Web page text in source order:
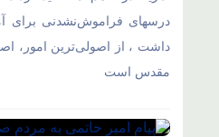
درسهای فراموش‌نشدنی برای
داشت ، از اصولی‌ترین امور،
مقدس است